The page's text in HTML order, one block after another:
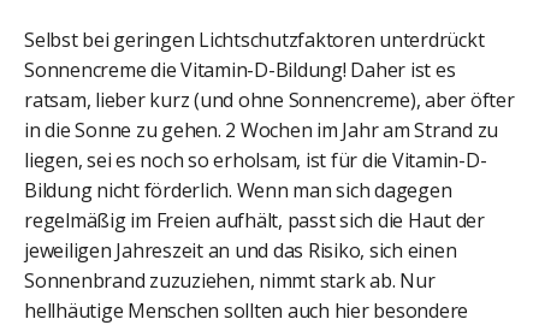
Selbst bei geringen Lichtschutzfaktoren unterdrückt
Sonnencreme die Vitamin-D-Bildung! Daher ist es
ratsam, lieber kurz (und ohne Sonnencreme), aber öfter
in die Sonne zu gehen. 2 Wochen im Jahr am Strand zu
liegen, sei es noch so erholsam, ist für die Vitamin-D-
Bildung nicht förderlich. Wenn man sich dagegen
regelmäßig im Freien aufhält, passt sich die Haut der
jeweiligen Jahreszeit an und das Risiko, sich einen
Sonnenbrand zuzuziehen, nimmt stark ab. Nur
hellhäutige Menschen sollten auch hier besondere